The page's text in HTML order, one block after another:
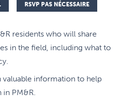
RSVP PAS NÉCESSAIRE
residents who will share
in the field, including what to
valuable information to help
in PM&R.